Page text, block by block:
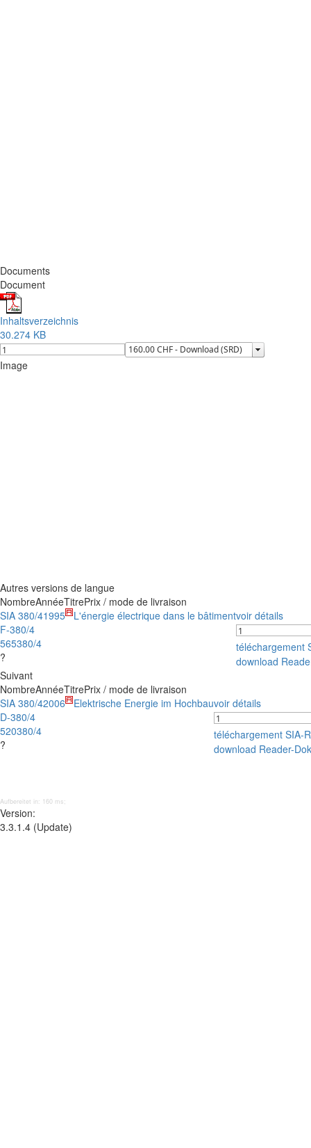
Documents
Document
Inhaltsverzeichnis
30.274 KB
Image
Autres versions de langue
NombreAnnéeTitrePrix / mode de livraison
SIA 380/4
F-380/4
565380/4
?
1995 L'énergie électrique dans le bâtimentvoir détails
téléchargement
download
Suivant
NombreAnnéeTitrePrix / mode de livraison
SIA 380/4
D-380/4
520380/4
?
2006 Elektrische Energie im Hochbauvoir détails
téléchargement SIA-
download Reader-
Aufbereitet in: 160 ms;
Version:
3.3.1.4 (Update)